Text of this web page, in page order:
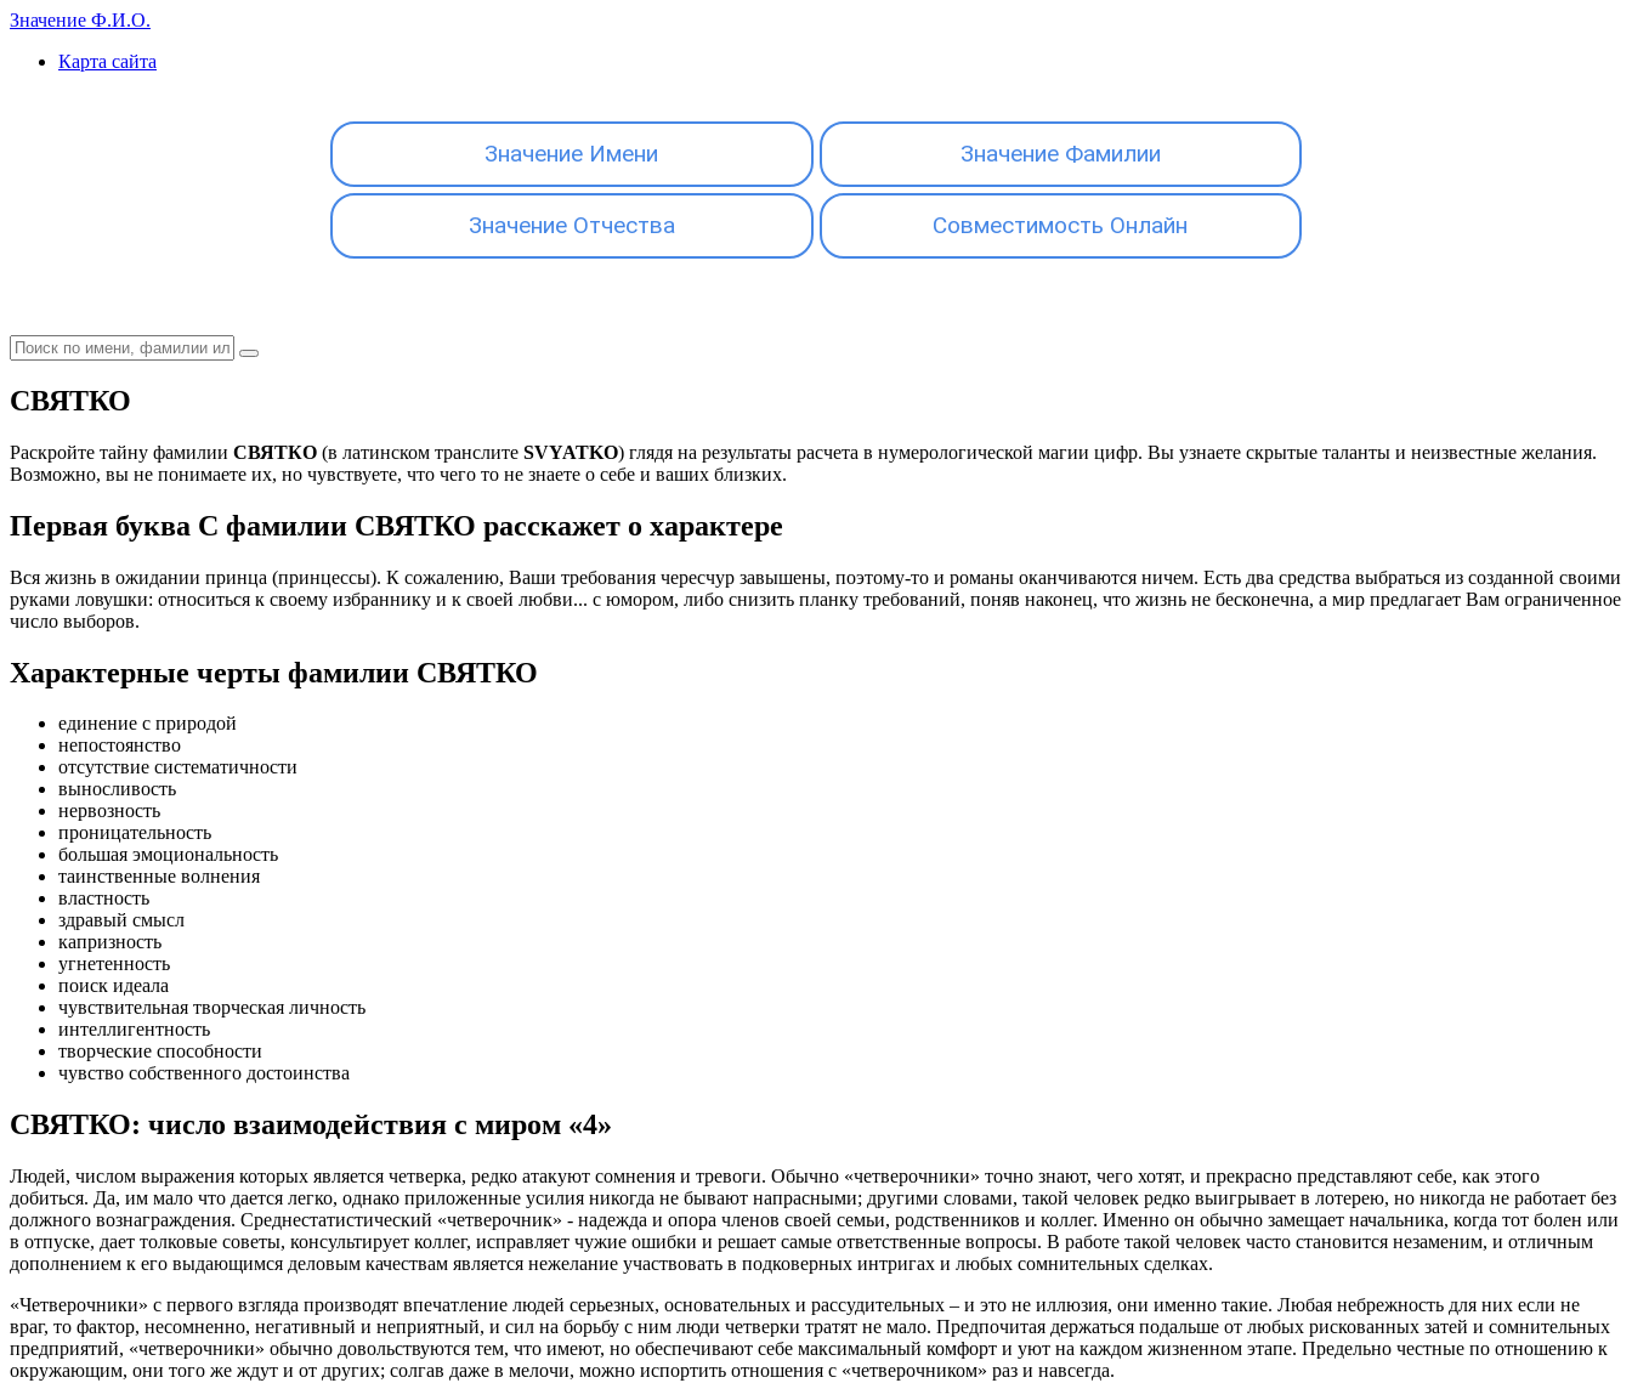
Значение Ф.И.О.
Карта сайта
Значение Имени Значение Фамилии
Значение Отчества Совместимость Онлайн
СВЯТКО
Раскройте тайну фамилии СВЯТКО (в латинском транслите SVYATKO) глядя на результаты расчета в нумерологической магии цифр. Вы узнаете скрытые таланты и неизвестные желания.
Возможно, вы не понимаете их, но чувствуете, что чего то не знаете о себе и ваших близких.
Первая буква С фамилии СВЯТКО расскажет о характере
Вся жизнь в ожидании принца (принцессы). К сожалению, Ваши требования чересчур завышены, поэтому-то и романы оканчиваются ничем. Есть два средства выбраться из созданной своими
руками ловушки: относиться к своему избраннику и к своей любви... с юмором, либо снизить планку требований, поняв наконец, что жизнь не бесконечна, а мир предлагает Вам ограниченное
число выборов.
Характерные черты фамилии СВЯТКО
единение с природой
непостоянство
отсутствие систематичности
выносливость
нервозность
проницательность
большая эмоциональность
таинственные волнения
властность
здравый смысл
капризность
угнетенность
поиск идеала
чувствительная творческая личность
интеллигентность
творческие способности
чувство собственного достоинства
СВЯТКО: число взаимодействия с миром «4»
Людей, числом выражения которых является четверка, редко атакуют сомнения и тревоги. Обычно «четверочники» точно знают, чего хотят, и прекрасно представляют себе, как этого
добиться. Да, им мало что дается легко, однако приложенные усилия никогда не бывают напрасными; другими словами, такой человек редко выигрывает в лотерею, но никогда не работает без
должного вознаграждения. Среднестатистический «четверочник» - надежда и опора членов своей семьи, родственников и коллег. Именно он обычно замещает начальника, когда тот болен или
в отпуске, дает толковые советы, консультирует коллег, исправляет чужие ошибки и решает самые ответственные вопросы. В работе такой человек часто становится незаменим, и отличным
дополнением к его выдающимся деловым качествам является нежелание участвовать в подковерных интригах и любых сомнительных сделках.
«Четверочники» с первого взгляда производят впечатление людей серьезных, основательных и рассудительных – и это не иллюзия, они именно такие. Любая небрежность для них если не
враг, то фактор, несомненно, негативный и неприятный, и сил на борьбу с ним люди четверки тратят не мало. Предпочитая держаться подальше от любых рискованных затей и сомнительных
предприятий, «четверочники» обычно довольствуются тем, что имеют, но обеспечивают себе максимальный комфорт и уют на каждом жизненном этапе. Предельно честные по отношению к
окружающим, они того же ждут и от других; солгав даже в мелочи, можно испортить отношения с «четверочником» раз и навсегда.